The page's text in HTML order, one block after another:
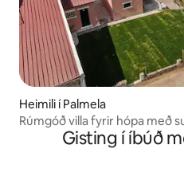
Heimili í Palmela
Rúmgóð villa fyrir hópa með
Gisting í íbúð